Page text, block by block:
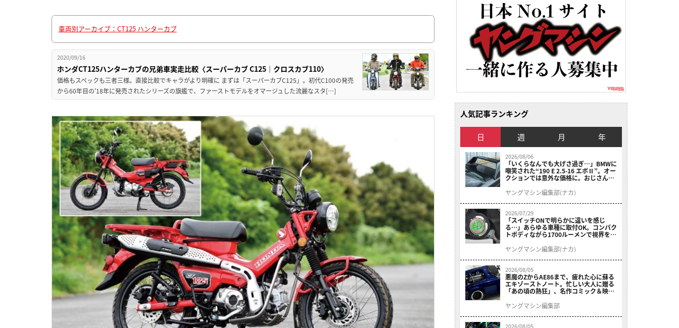
車両別アーカイブ：CT125 ハンターカブ
2020/09/16
ホンダCT125ハンターカブの兄弟車実走比較〈スーパーカブ C125｜クロスカブ110〉
価格もスペックも三者三様。直接比較でキャラがより明確に まずは「スーパーカブC125」。初代C100の発売
から60年目の'18年に発売されたシリーズの旗艦で、ファーストモデルをオマージュした流麗なスタ[…]
人気記事ランキング
日 週 月 年
2026/08/06
「いくらなんでも大げさ過ぎ…」BMWに
嘲笑された“190 E 2.5-16 エボⅡ”。オー
クションでは意外な価格に。おじさん達
ヤングマシン編集部(ナカ)
2026/07/29
「スイッチONで明らかに違いを感じ
る…」あらゆる車種に取付OK。コンパク
トボディながら1700ルーメンで視界を確
ニット プレシャスレイ スモール］
ヤングマシン編集部(ナカ)
2026/08/05
悪魔のZからAE86まで、疲れた心に蘇る
エキゾーストノート。忙しい大人に贈る
「あの頃の熱狂」、名作コミック＆映画
結！
ヤングマシン編集部
2026/08/05